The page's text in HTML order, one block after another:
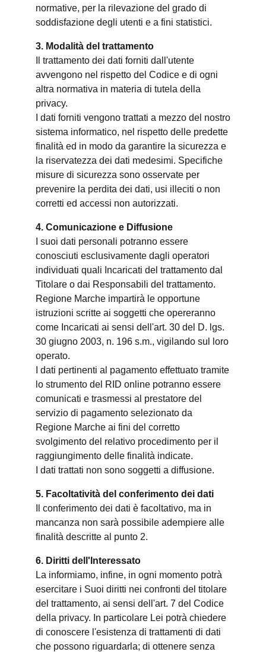
normative, per la rilevazione del grado di
soddisfazione degli utenti e a fini statistici.
3. Modalità del trattamento
Il trattamento dei dati forniti dall'utente
avvengono nel rispetto del Codice e di ogni
altra normativa in materia di tutela della
privacy.
I dati forniti vengono trattati a mezzo del nostro
sistema informatico, nel rispetto delle predette
finalità ed in modo da garantire la sicurezza e
la riservatezza dei dati medesimi. Specifiche
misure di sicurezza sono osservate per
prevenire la perdita dei dati, usi illeciti o non
corretti ed accessi non autorizzati.
4. Comunicazione e Diffusione
I suoi dati personali potranno essere
conosciuti esclusivamente dagli operatori
individuati quali Incaricati del trattamento dal
Titolare o dai Responsabili del trattamento.
Regione Marche impartirà le opportune
istruzioni scritte ai soggetti che opereranno
come Incaricati ai sensi dell'art. 30 del D. lgs.
30 giugno 2003, n. 196 s.m., vigilando sul loro
operato.
I dati pertinenti al pagamento effettuato tramite
lo strumento del RID online potranno essere
comunicati e trasmessi al prestatore del
servizio di pagamento selezionato da
Regione Marche ai fini del corretto
svolgimento del relativo procedimento per il
raggiungimento delle finalità indicate.
I dati trattati non sono soggetti a diffusione.
5. Facoltatività del conferimento dei dati
Il conferimento dei dati è facoltativo, ma in
mancanza non sarà possibile adempiere alle
finalità descritte al punto 2.
6. Diritti dell'Interessato
La informiamo, infine, in ogni momento potrà
esercitare i Suoi diritti nei confronti del titolare
del trattamento, ai sensi dell'art. 7 del Codice
della privacy. In particolare Lei potrà chiedere
di conoscere l'esistenza di trattamenti di dati
che possono riguardarla; di ottenere senza